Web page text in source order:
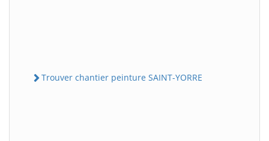
Trouver chantier peinture SAINT-YORRE